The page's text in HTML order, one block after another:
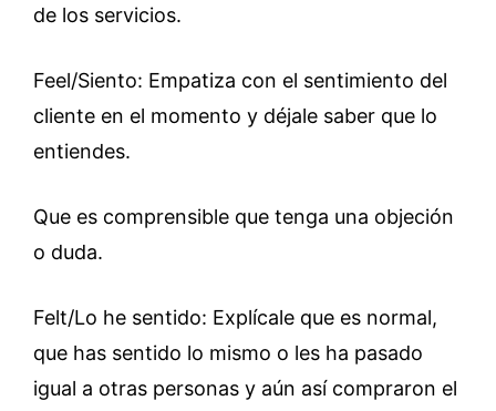
de los servicios.
Feel/Siento: Empatiza con el sentimiento del
cliente en el momento y déjale saber que lo
entiendes.
Que es comprensible que tenga una objeción
o duda.
Felt/Lo he sentido: Explícale que es normal,
que has sentido lo mismo o les ha pasado
igual a otras personas y aún así compraron el